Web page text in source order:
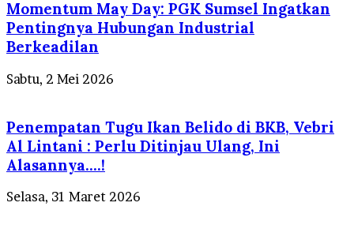
Momentum May Day: PGK Sumsel Ingatkan
Pentingnya Hubungan Industrial
Berkeadilan
Sabtu, 2 Mei 2026
Penempatan Tugu Ikan Belido di BKB, Vebri
Al Lintani : Perlu Ditinjau Ulang, Ini
Alasannya….!
Selasa, 31 Maret 2026